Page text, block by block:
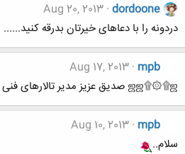
dordoone
Aug 20, 2013
دردونه را با دعاهای خیرتان بدرقه کنید......
mpb
Aug 17, 2013
ஜஜ۩۞۩ஜ صدیق عزیز مدیر تالارهای فنی مهندسی شده ஜஜ۩۞۩ஜ
mpb
Aug 10, 2013
سلام..